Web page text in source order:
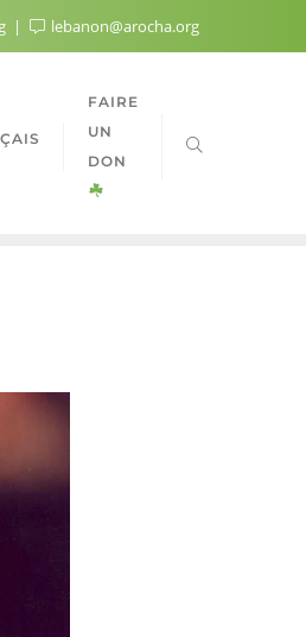
lebanon@arocha.org
FAIRE
UN
DON